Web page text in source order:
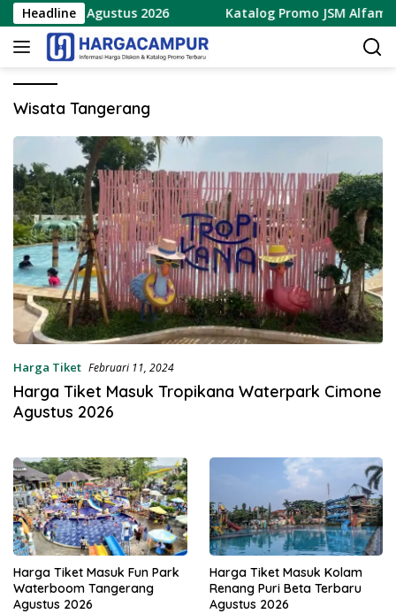
Langsung
ke
konten
Headline
7 – 9 Agustus 2026 Katalog Promo JSM Alfamart
Wisata Tangerang
Harga Tiket Februari 11, 2024
Harga Tiket Masuk Tropikana Waterpark Cimone
Agustus 2026
Harga Tiket Masuk Fun Park
Waterboom Tangerang
Agustus 2026
Harga Tiket Masuk Kolam
Renang Puri Beta Terbaru
Agustus 2026